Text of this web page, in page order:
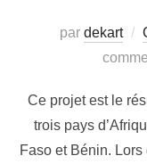
par dekart
Ce projet est le
trois pays
Faso et Bénin.